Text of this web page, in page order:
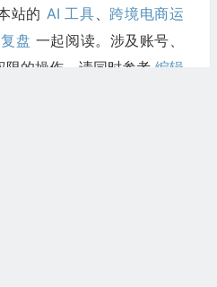
站的 AI 工具、 跨境电商运
盘 一起阅读。涉及账号、
限的操作，请同时参考 编辑